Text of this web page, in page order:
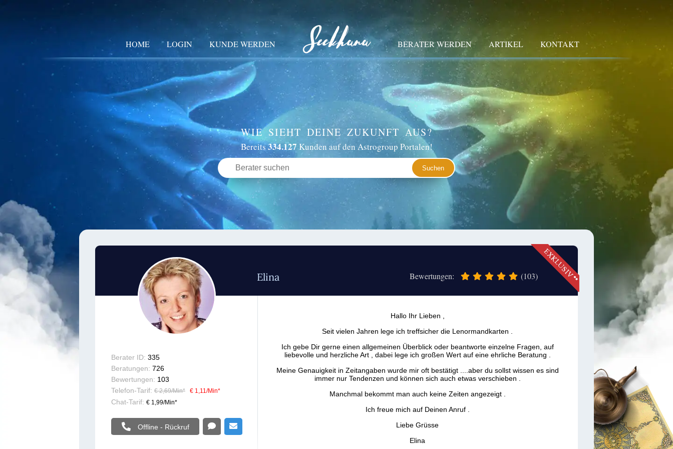
HOME LOGIN KUNDE WERDEN BERATER WERDEN ARTIKEL KONTAKT
WIE SIEHT DEINE ZUKUNFT AUS?
Bereits334.127 Kunden auf den Astrogroup Portalen!
Elina Bewertungen: (103)
Berater ID: 335
Beratungen: 726
Bewertungen: 103
Telefon-Tarif: € 2,69/Min* € 1,11/Min*
Chat-Tarif: € 1,99/Min*
Offline - Rückruf
Hallo Ihr Lieben ,
Seit vielen Jahren lege ich treffsicher die Lenormandkarten .
Ich gebe Dir gerne einen allgemeinen Überblick oder beantworte einzelne Fragen, auf
liebevolle und herzliche Art , dabei lege ich großen Wert auf eine ehrliche Beratung .
Meine Genauigkeit in Zeitangaben wurde mir oft bestätigt ....aber du sollst wissen es sind
immer nur Tendenzen und können sich auch etwas verschieben .
Manchmal bekommt man auch keine Zeiten angezeigt .
Ich freue mich auf Deinen Anruf .
Liebe Grüsse
Elina